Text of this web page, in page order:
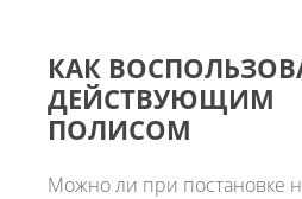
КАК
ДЕЙСТВУЮЩИМ
ПОЛИСОМ
Можно ли при постановке